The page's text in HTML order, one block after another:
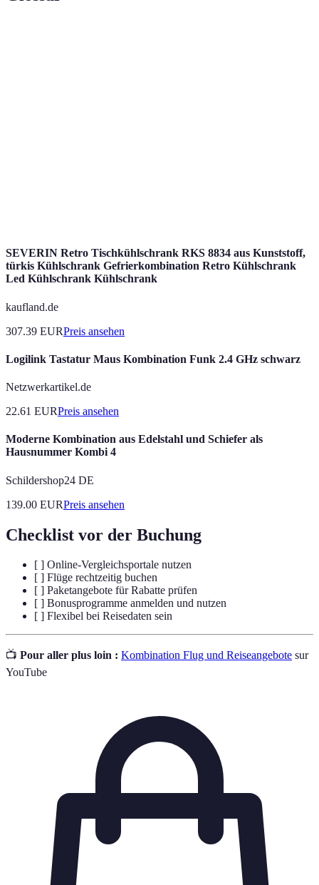
SEVERIN Retro Tischkühlschrank RKS 8834 aus Kunststoff,
türkis Kühlschrank Gefrierkombination Retro Kühlschrank
Led Kühlschrank Kühlschrank
kaufland.de
307.39 EURPreis ansehen
Logilink Tastatur Maus Kombination Funk 2.4 GHz schwarz
Netzwerkartikel.de
22.61 EURPreis ansehen
Moderne Kombination aus Edelstahl und Schiefer als
Hausnummer Kombi 4
Schildershop24 DE
139.00 EURPreis ansehen
Checklist vor der Buchung
[ ] Online-Vergleichsportale nutzen
[ ] Flüge rechtzeitig buchen
[ ] Paketangebote für Rabatte prüfen
[ ] Bonusprogramme anmelden und nutzen
[ ] Flexibel bei Reisedaten sein
📺 Pour aller plus loin : Kombination Flug und Reiseangebote sur
YouTube